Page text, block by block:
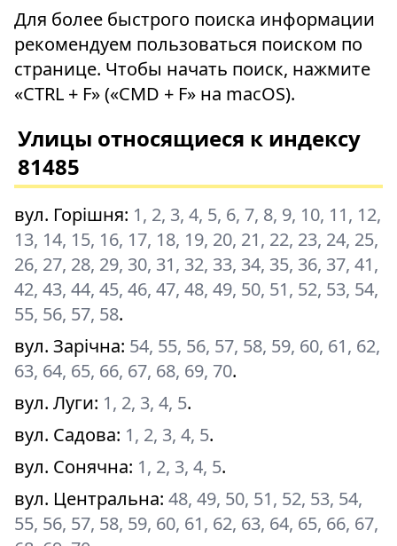
Для более быстрого поиска информации
рекомендуем пользоваться поиском по
странице. Чтобы начать поиск, нажмите
«CTRL + F» («CMD + F» на macOS).
Улицы относящиеся к индексу
81485
вул. Горішня: 1, 2, 3, 4, 5, 6, 7, 8, 9, 10, 11, 12,
13, 14, 15, 16, 17, 18, 19, 20, 21, 22, 23, 24, 25,
26, 27, 28, 29, 30, 31, 32, 33, 34, 35, 36, 37, 41,
42, 43, 44, 45, 46, 47, 48, 49, 50, 51, 52, 53, 54,
55, 56, 57, 58.
вул. Зарічна: 54, 55, 56, 57, 58, 59, 60, 61, 62,
63, 64, 65, 66, 67, 68, 69, 70.
вул. Луги: 1, 2, 3, 4, 5.
вул. Садова: 1, 2, 3, 4, 5.
вул. Сонячна: 1, 2, 3, 4, 5.
вул. Центральна: 48, 49, 50, 51, 52, 53, 54,
55, 56, 57, 58, 59, 60, 61, 62, 63, 64, 65, 66, 67,